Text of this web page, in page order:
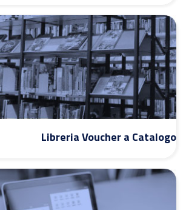
Libreria Voucher a Catalogo